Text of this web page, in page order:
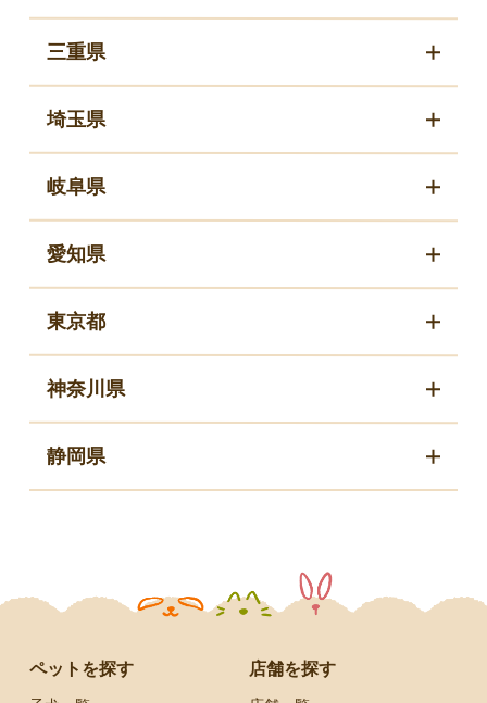
三重県
埼玉県
岐阜県
愛知県
東京都
神奈川県
静岡県
ペットを探す 店舗を探す